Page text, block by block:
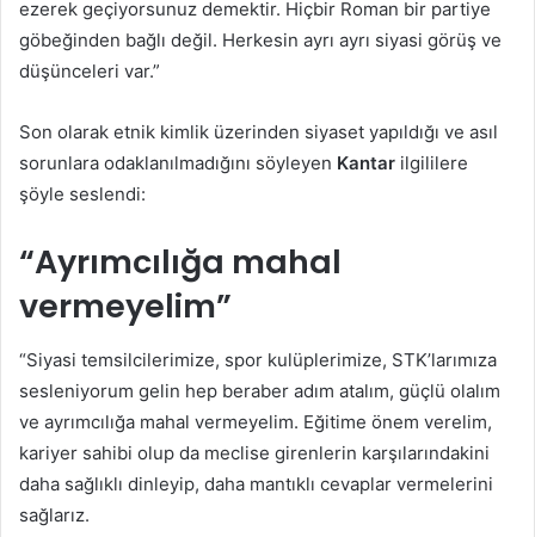
ezerek geçiyorsunuz demektir. Hiçbir Roman bir partiye
göbeğinden bağlı değil. Herkesin ayrı ayrı siyasi görüş ve
düşünceleri var.”
Son olarak etnik kimlik üzerinden siyaset yapıldığı ve asıl
sorunlara odaklanılmadığını söyleyen Kantar ilgililere
şöyle seslendi:
“Ayrımcılığa mahal
vermeyelim”
“Siyasi temsilcilerimize, spor kulüplerimize, STK’larımıza
sesleniyorum gelin hep beraber adım atalım, güçlü olalım
ve ayrımcılığa mahal vermeyelim. Eğitime önem verelim,
kariyer sahibi olup da meclise girenlerin karşılarındakini
daha sağlıklı dinleyip, daha mantıklı cevaplar vermelerini
sağlarız.